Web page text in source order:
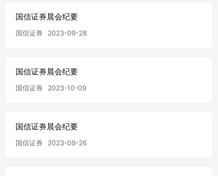
3089.530.00 股票基金指数9188.74-0.55 混合基金指数
8412.39-0.41 汇率12月26日 收盘指数/价 涨跌幅% 欧元兑美
94.91 2023-12-25 天秦装备 3885.59 100.00 2023-12-25 通源
2023-12-25 润阳科技 4562.06 100.00 2023-12-25 研奥股份
度报告:国内电子大宗气体龙头，发力布局电子特气业务 金
融工程 金融工程周报:ETF周报-沪深300ETF净申购超170亿
元，鹏华发行道琼斯工业平均ETF 流通股增加%解禁日期
国信证券晨会纪要
国信证券 2023-09-28
国信证券晨会纪要
国信证券 2023-10-09
国信证券晨会纪要
国信证券 2023-09-26